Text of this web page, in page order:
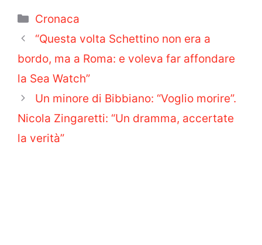
Categorie
Cronaca
“Questa volta Schettino non era a
bordo, ma a Roma: e voleva far affondare
la Sea Watch”
Un minore di Bibbiano: “Voglio morire”.
Nicola Zingaretti: “Un dramma, accertate
la verità”